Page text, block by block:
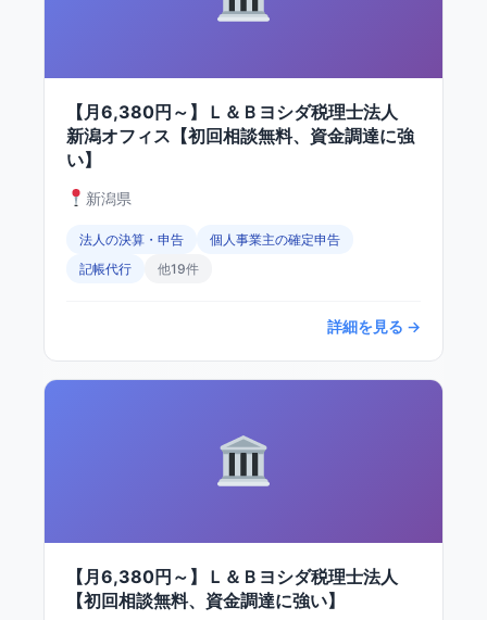
【月6,380円～】Ｌ＆Ｂヨシダ税理士法人
新潟オフィス【初回相談無料、資金調達に強
い】
新潟県
法人の決算・申告
個人事業主の確定申告
記帳代行
他19件
詳細を見る →
【月6,380円～】Ｌ＆Ｂヨシダ税理士法人
【初回相談無料、資金調達に強い】